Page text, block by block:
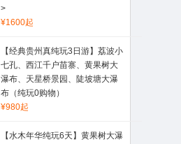
>
¥1600起
【经典贵州真纯玩3日游】荔波小
七孔、西江千户苗寨、黄果树大
瀑布、天星桥景园、陡坡塘大瀑
布（纯玩0购物）
¥980起
【水木年华纯玩6天】黄果树大瀑